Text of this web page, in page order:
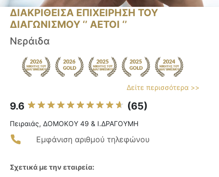
ΔΙΑΚΡΙΘΕΙΣΑ ΕΠΙΧΕΙΡΗΣΗ ΤΟΥ
ΔΙΑΓΩΝΙΣΜΟΥ ‘’ ΑΕΤΟΙ ‘’
Νεράιδα
Δείτε περισσότερα >>
9.6 (65)
Πειραιάς, ΔΟΜΟΚΟΥ 49 & Ι.ΔΡΑΓΟΥΜΗ
Εμφάνιση αριθμού τηλεφώνου
Σχετικά με την εταιρεία: